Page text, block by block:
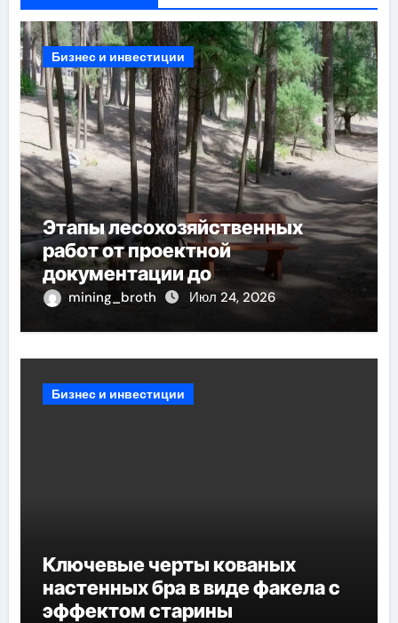
Бизнес и инвестиции
Этапы лесохозяйственных
работ от проектной
документации до
противопожарных мероприятий
и обустройства мест отдыха
mining_broth Июл 24, 2026
Бизнес и инвестиции
Ключевые черты кованых
настенных бра в виде факела с
эффектом старины